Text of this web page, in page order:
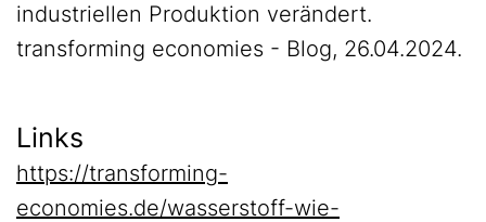
industriellen Produktion verändert.
transforming economies - Blog, 26.04.2024.
Links
https://transforming-
economies.de/wasserstoff-wie-